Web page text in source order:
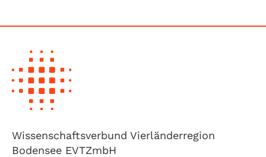
Wissenschaftsverbund Vierländerregion
Bodensee EVTZmbH